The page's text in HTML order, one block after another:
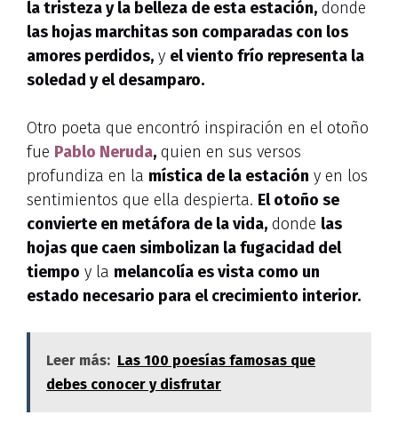
la tristeza y la belleza de esta estación, donde
las hojas marchitas son comparadas con los
amores perdidos, y el viento frío representa la
soledad y el desamparo.
Otro poeta que encontró inspiración en el otoño
fue Pablo Neruda, quien en sus versos
profundiza en la mística de la estación y en los
sentimientos que ella despierta. El otoño se
convierte en metáfora de la vida, donde las
hojas que caen simbolizan la fugacidad del
tiempo y la melancolía es vista como un
estado necesario para el crecimiento interior.
Leer más: Las 100 poesías famosas que
debes conocer y disfrutar